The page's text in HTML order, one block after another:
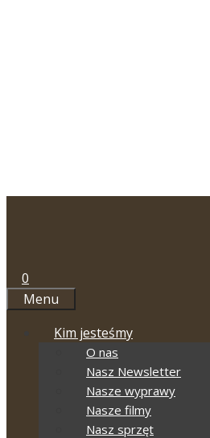
0
Menu
Kim jesteśmy
O nas
Nasz Newsletter
Nasze wyprawy
Nasze filmy
Nasz sprzęt